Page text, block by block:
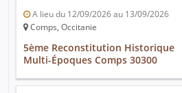
A lieu du 12/09/2026 au 13/09/2026
Comps, Occitanie
5ème Reconstitution Historique
Multi-Époques Comps 30300